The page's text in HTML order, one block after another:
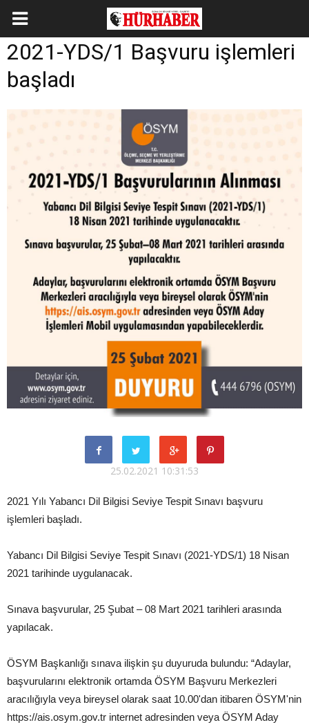
2021-YDS/1 Başvuru işlemleri
başladı
25.02.2021 10:31:53
2021 Yılı Yabancı Dil Bilgisi Seviye Tespit Sınavı başvuru
işlemleri başladı.
Yabancı Dil Bilgisi Seviye Tespit Sınavı (2021-YDS/1) 18 Nisan
2021 tarihinde uygulanacak.
Sınava başvurular, 25 Şubat – 08 Mart 2021 tarihleri arasında
yapılacak.
ÖSYM Başkanlığı sınava ilişkin şu duyuruda bulundu: “Adaylar,
başvurularını elektronik ortamda ÖSYM Başvuru Merkezleri
aracılığıyla veya bireysel olarak saat 10.00'dan itibaren ÖSYM'nin
https://ais.osym.gov.tr internet adresinden veya ÖSYM Aday